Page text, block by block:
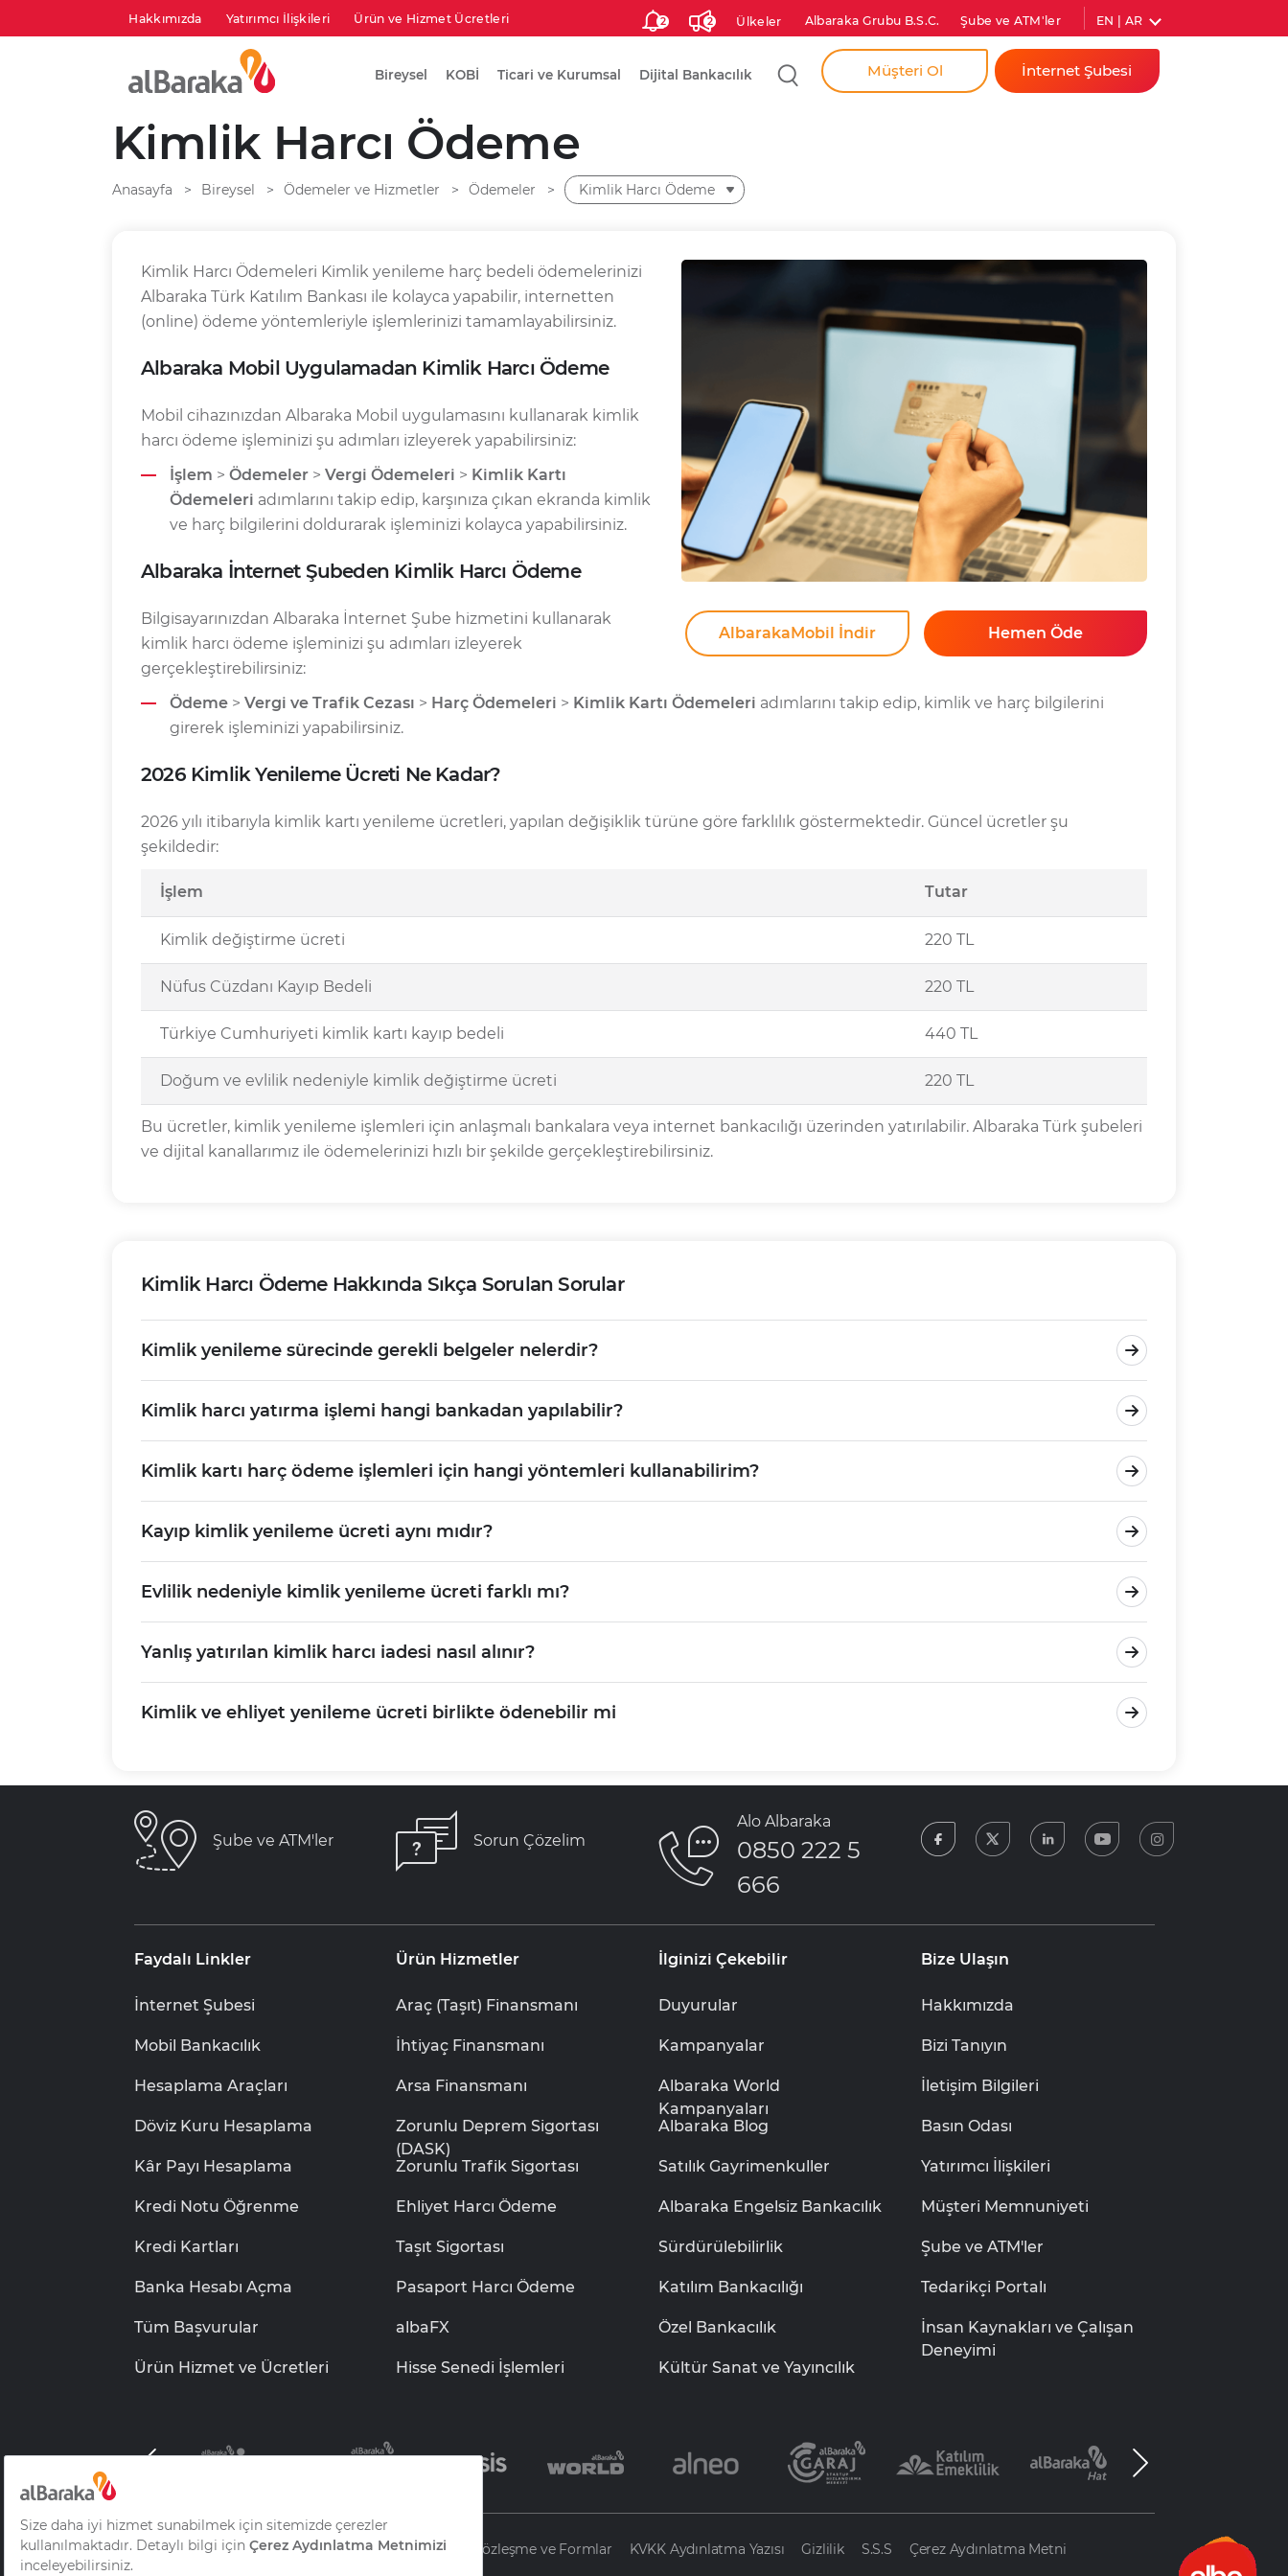
Hakkımızda Yatırımcı İlişkileri Ürün ve Hizmet Ücretleri 2 2 Ülkeler Albaraka Grubu B.S.C. Şube ve ATM'ler EN | AR
Bireysel KOBİ Ticari ve Kurumsal Dijital Bankacılık AramaMüşteri Ol İnternet Şubesi
Kimlik Harcı Ödeme
Anasayfa Bireysel Ödemeler ve Hizmetler Ödemeler Kimlik Harcı Ödeme
Hemen Öde
AlbarakaMobil İndir
Kimlik Harcı Ödemeleri Kimlik yenileme harç bedeli ödemelerinizi
Albaraka Türk Katılım Bankası ile kolayca yapabilir, internetten
(online) ödeme yöntemleriyle işlemlerinizi tamamlayabilirsiniz.
Albaraka Mobil Uygulamadan Kimlik Harcı Ödeme
Mobil cihazınızdan Albaraka Mobil uygulamasını kullanarak kimlik
harcı ödeme işleminizi şu adımları izleyerek yapabilirsiniz:
İşlem > Ödemeler > Vergi Ödemeleri > Kimlik Kartı
Ödemeleri adımlarını takip edip, karşınıza çıkan ekranda kimlik
ve harç bilgilerini doldurarak işleminizi kolayca yapabilirsiniz.
Albaraka İnternet Şubeden Kimlik Harcı Ödeme
Bilgisayarınızdan Albaraka İnternet Şube hizmetini kullanarak
kimlik harcı ödeme işleminizi şu adımları izleyerek
gerçekleştirebilirsiniz:
Ödeme > Vergi ve Trafik Cezası > Harç Ödemeleri > Kimlik Kartı Ödemeleri adımlarını takip edip, kimlik ve harç bilgilerini
girerek işleminizi yapabilirsiniz.
2026 Kimlik Yenileme Ücreti Ne Kadar?
2026 yılı itibarıyla kimlik kartı yenileme ücretleri, yapılan değişiklik türüne göre farklılık göstermektedir. Güncel ücretler şu
şekildedir:
İşlem Tutar
Kimlik değiştirme ücreti 220 TL
Nüfus Cüzdanı Kayıp Bedeli 220 TL
Türkiye Cumhuriyeti kimlik kartı kayıp bedeli 440 TL
Doğum ve evlilik nedeniyle kimlik değiştirme ücreti 220 TL
Bu ücretler, kimlik yenileme işlemleri için anlaşmalı bankalara veya internet bankacılığı üzerinden yatırılabilir. Albaraka Türk şubeleri
ve dijital kanallarımız ile ödemelerinizi hızlı bir şekilde gerçekleştirebilirsiniz.
Kimlik Harcı Ödeme Hakkında Sıkça Sorulan Sorular
Kimlik yenileme sürecinde gerekli belgeler nelerdir?
Kimlik harcı yatırma işlemi hangi bankadan yapılabilir?
Kimlik kartı harç ödeme işlemleri için hangi yöntemleri kullanabilirim?
Kayıp kimlik yenileme ücreti aynı mıdır?
Evlilik nedeniyle kimlik yenileme ücreti farklı mı?
Yanlış yatırılan kimlik harcı iadesi nasıl alınır?
Kimlik ve ehliyet yenileme ücreti birlikte ödenebilir mi
Şube ve ATM'ler Sorun Çözelim
Alo Albaraka
0850 222 5
666
facebooktwitter linkedin youtube
Faydalı Linkler
İnternet Şubesi
Mobil Bankacılık
Hesaplama Araçları
Döviz Kuru Hesaplama
Kâr Payı Hesaplama
Kredi Notu Öğrenme
Kredi Kartları
Banka Hesabı Açma
Tüm Başvurular
Ürün Hizmet ve Ücretleri
Ürün Hizmetler
Araç (Taşıt) Finansmanı
İhtiyaç Finansmanı
Arsa Finansmanı
Zorunlu Deprem Sigortası
(DASK)
Zorunlu Trafik Sigortası
Ehliyet Harcı Ödeme
Taşıt Sigortası
Pasaport Harcı Ödeme
albaFX
Hisse Senedi İşlemleri
İlginizi Çekebilir
Duyurular
Kampanyalar
Albaraka World
Kampanyaları
Albaraka Blog
Satılık Gayrimenkuller
Albaraka Engelsiz Bankacılık
Sürdürülebilirlik
Katılım Bankacılığı
Özel Bankacılık
Kültür Sanat ve Yayıncılık
Bize Ulaşın
Hakkımızda
Bizi Tanıyın
İletişim Bilgileri
Basın Odası
Yatırımcı İlişkileri
Müşteri Memnuniyeti
Şube ve ATM'ler
Tedarikçi Portalı
İnsan Kaynakları ve Çalışan
Deneyimi
Albaraka Grubu B.S.C. Bilgi Toplumu Hizmetleri Sözleşme ve Formlar KVKK Aydınlatma Yazısı Gizlilik S.S.S Çerez Aydınlatma Metni